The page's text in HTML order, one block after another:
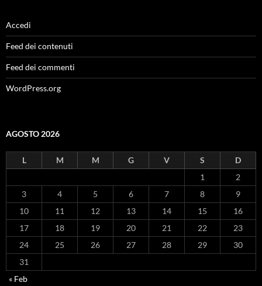
Accedi
Feed dei contenuti
Feed dei commenti
WordPress.org
AGOSTO 2026
L M M G V S
D
1
2
3
4 5 6 7 8
9
10
11 12 13 14 15
16
17
18 19 20 21 22
23
24
25 26 27 28 29
30
31
« Feb